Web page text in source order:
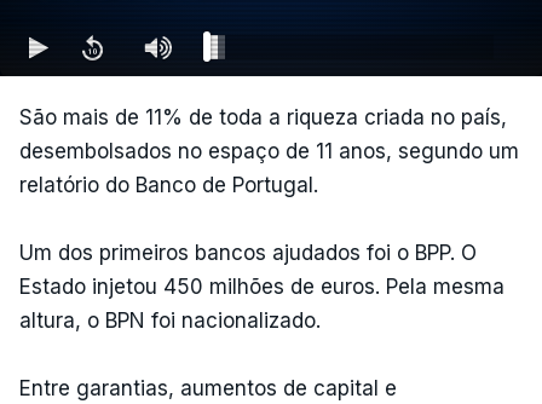
São mais de 11% de toda a riqueza criada no país,
desembolsados no espaço de 11 anos, segundo um
relatório do Banco de Portugal.
Um dos primeiros bancos ajudados foi o BPP. O
Estado injetou 450 milhões de euros. Pela mesma
altura, o BPN foi nacionalizado.
Entre garantias, aumentos de capital e